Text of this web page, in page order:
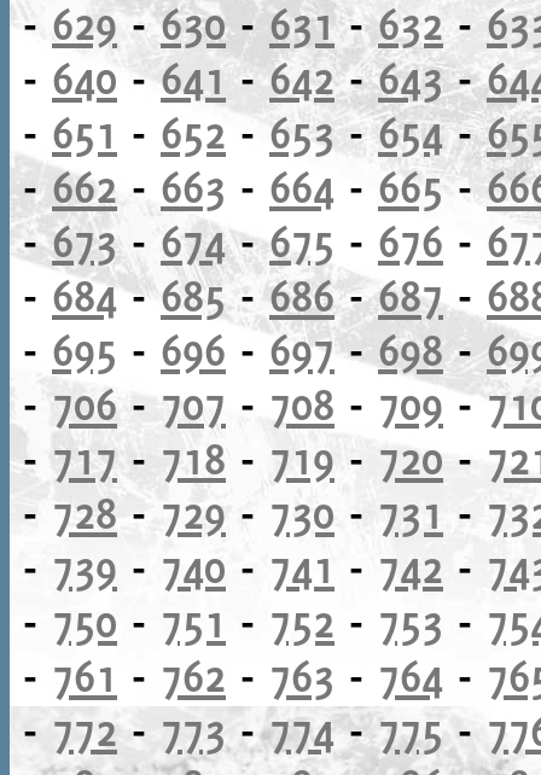
- 629-630-631-632-
- 640 -641 -642-643-
- 651 - 652 -653-654-
- 662 - 663 - 664 - 665-
-673- 674-675 - 676 -
- 684-685-686-687-
- 695 - 696 -697- 698-
- 706-707 - 708 - 709-
-717- 718 - 719 - 720 -
- 728- 729 - 730 - 731 -
- 739 - 740 - 741 - 742 -
- 750 - 751 - 752 - 753 -
- 761 - 762 - 763 - 764 -
- 772 - 773 -774-775-